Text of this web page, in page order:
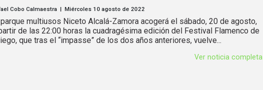
Cobo Calmaestra | Miércoles 10 agosto de 2022
parque multiusos Niceto Alcalá-Zamora acogerá el sábado, 20 de agosto,
de las 22:00 horas la cuadragésima edición del Festival Flamenco de
que tras el “impasse” de los dos años anteriores, vuelve...
Ver noticia completa